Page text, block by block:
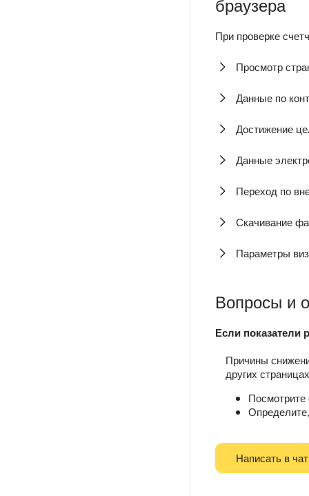
При проверке
Просмотр
Данные по
Достижение
Данные
Переход по
Скачивание
Параметры
Вопросы и
Если показатели
Причины
других
Посмотрите
Написать в чат